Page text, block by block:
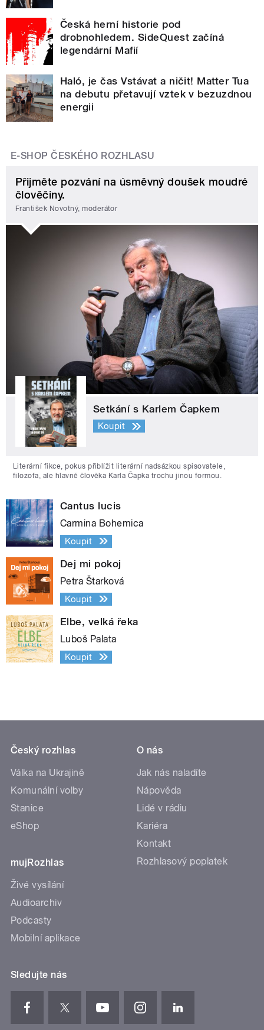
Česká herní historie pod
drobnohledem. SideQuest začíná
legendární Mafií
Haló, je čas Vstávat a ničit! Matter Tua
na debutu přetavují vztek v bezuzdnou
energii
E-SHOP ČESKÉHO ROZHLASU
Přijměte pozvání na úsměvný doušek moudré
člověčiny.
František Novotný, moderátor
Setkání s Karlem Čapkem
Koupit
Literární fikce, pokus přiblížit literární nadsázkou spisovatele,
filozofa, ale hlavně člověka Karla Čapka trochu jinou formou.
Cantus lucis
Carmina Bohemica
Koupit
Dej mi pokoj
Petra Štarková
Koupit
Elbe, velká řeka
Luboš Palata
Koupit
Český rozhlas
Válka na Ukrajině
Komunální volby
Stanice
eShop
mujRozhlas
Živé vysílání
Audioarchiv
Podcasty
Mobilní aplikace
O nás
Jak nás naladíte
Nápověda
Lidé v rádiu
Kariéra
Kontakt
Rozhlasový poplatek
Sledujte nás